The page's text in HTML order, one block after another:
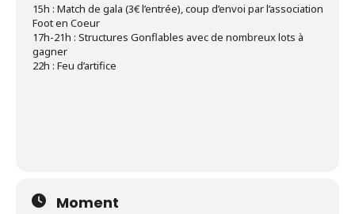
15h : Match de gala (3€ l’entrée), coup d’envoi par l’association
Foot en Coeur
17h-21h : Structures Gonflables avec de nombreux lots à
gagner
22h : Feu d’artifice
Moment